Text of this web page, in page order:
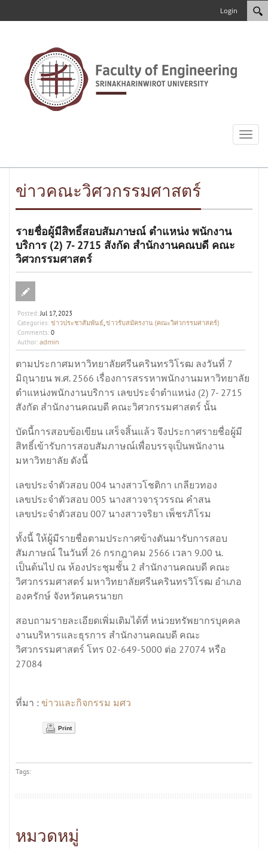
Login
Toggle
ข่าวคณะวิศวกรรมศาสตร์
รายชื่อผู้มีสิทธิ์สอบสัมภาษณ์ ตำแหน่ง พนักงาน
บริการ (2) 7- 2715 สังกัด สำนักงานคณบดี คณะ
วิศวกรรมศาสตร์
Posted:Jul 17, 2023
Categories: ข่าวประชาสัมพันธ์,ข่าวรับสมัครงาน (คณะวิศวกรรมศาสตร์)
Comments: 0
Author: admin
ตามประกาศมหาวิทยาลัยศรีนครินทรวิโรฒ ลงวันที่ 7
มิถุนายน พ.ศ. 2566 เรื่องการสรรหาพนักงานมหาวิทยาลัย
ตำแหน่งพนักงานบริการ เลขประจำตำแหน่ง (2) 7- 2715
สังกัด สำนักงานคณบดี คณะวิศวกรรมศาสตร์ นั้น
บัดนี้การสอบข้อเขียน เสร็จสิ้นแล้ว จึงประกาศรายชื่อผู้มี
สิทธิ์เข้ารับการสอบสัมภาษณ์เพื่อบรรจุเป็นพนักงาน
มหาวิทยาลัย ดังนี้
เลขประจำตัวสอบ 004 นางสาวโชติกา เกลียวทอง
เลขประจำตัวสอบ 005 นางสาวจารุวรรณ คำสน
เลขประจำตัวสอบ 007 นางสาวจริยา เพ็ชรภิโรม
ทั้งนี้ ให้ผู้มีรายชื่อตามประกาศข้างตันมารับการสอบ
สัมภาษณ์ ในวันที่ 26 กรกฎาคม 2566 เวลา 9.00 น.
เป็นต้นไป ณ ห้องประชุมชั้น 2 สำนักงานคณบดี คณะ
วิศวกรรมศาสตร์ มหาวิทยาลัยศรีนครินทรวิโรฒ อำเภอ
องครักษ์ จังหวัดนครนายก
สอบถามรายละเอียดเพิ่มเติมได้ที่ หน่วยทรัพยากรบุคคล
งานบริหารและธุรการ สำนักงานคณบดี คณะ
วิศวกรรมศาสตร์ โทร 02-649-5000 ต่อ 27074 หรือ
27084
ที่มา : ข่าวและกิจกรรม มศว
Print
Tags:
หมวดหมู่